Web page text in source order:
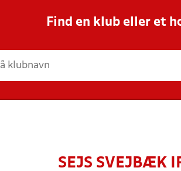
Find en klub eller et
SEJS SVEJBÆK